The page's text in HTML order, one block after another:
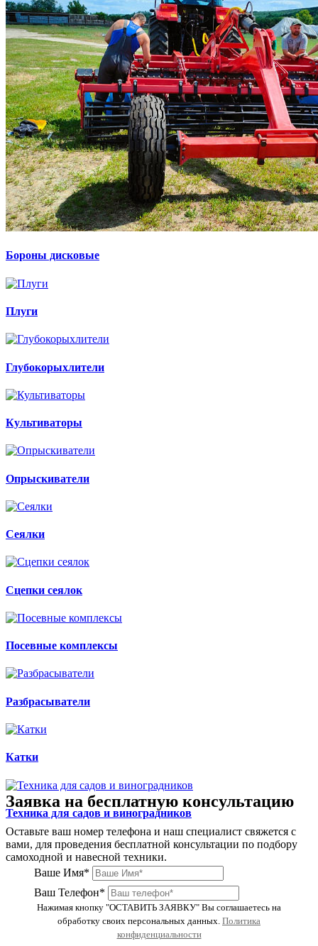
Бороны дисковые
Плуги
Глубокорыхлители
Культиваторы
Опрыскиватели
Сеялки
Сцепки сеялок
Посевные комплексы
Разбрасыватели
Катки
Техника для садов и виноградников
Заявка на бесплатную консультацию
Оставьте ваш номер телефона и наш специалист свяжется с
вами, для проведения бесплатной консультации по подбору
самоходной и навесной техники.
Ваше Имя*
Ваш Телефон*
Нажимая кнопку "ОСТАВИТЬ ЗАЯВКУ" Вы соглашаетесь на
обработку своих персональных данных. Политика
конфиденциальности